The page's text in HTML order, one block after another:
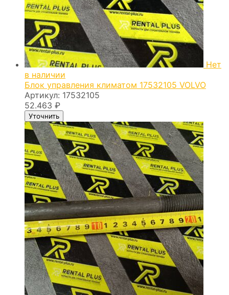
Нет
в наличии
Блок управления климатом 17532105 VOLVO
Артикул: 17532105
52.463 ₽
Уточнить